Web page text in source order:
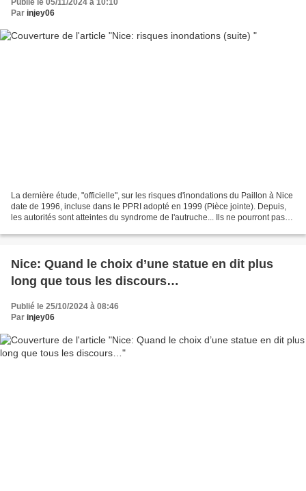
Par injey06
La dernière étude, "officielle", sur les risques d'inondations du Paillon à Nice
date de 1996, incluse dans le PPRI adopté en 1999 (Pièce jointe). Depuis,
les autorités sont atteintes du syndrome de l'autruche... Ils ne pourront pas
Nice: Quand le choix d’une statue en dit plus
long que tous les discours…
Publié le 25/10/2024 à 08:46
Par injey06